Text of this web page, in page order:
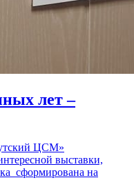
лет –
ЦСМ»
выставки,
сформирована на